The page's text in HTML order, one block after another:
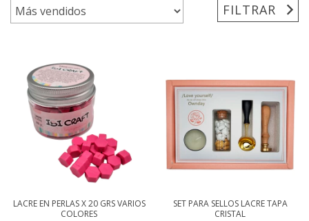
FILTRAR
LACRE EN PERLAS X 20 GRS VARIOS
COLORES
SET PARA SELLOS LACRE TAPA
CRISTAL